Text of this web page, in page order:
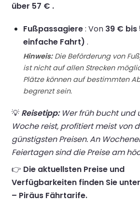
über 57 € .
Fußpassagiere: Von 39 € bis
einfache Fahrt) .
Hinweis:Die Beförderung von
ist nicht auf allen Strecken
Plätze können auf bestimmten
begrenzt sein.
💡 Reisetipp:Wer früh bucht und
Woche reist, profitiert meist von
günstigsten Preisen. An
Feiertagen sind die Preise am
👉 Die aktuellsten Preise und
Verfügbarkeiten finden Sie
– Piräus Fährtarife.